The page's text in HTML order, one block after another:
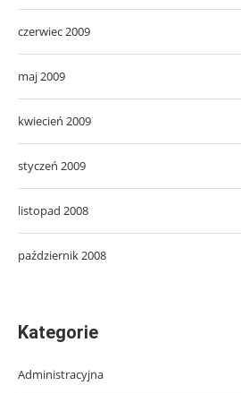
czerwiec 2009
maj 2009
kwiecień 2009
styczeń 2009
listopad 2008
październik 2008
Kategorie
Administracyjna